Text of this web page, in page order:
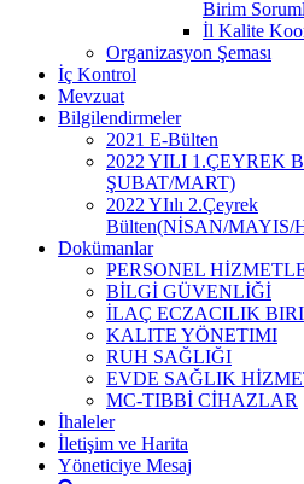
Birim
İl Kalite
Organizasyon Şeması
İç Kontrol
Mevzuat
Bilgilendirmeler
2021 E-Bülten
2022 YILI 1.ÇEYREK
ŞUBAT/MART)
2022 YIılı 2.Çeyrek
Bülten(NİSAN/MAYIS/
Dokümanlar
PERSONEL
BİLGİ GÜVENLİĞİ
İLAÇ ECZACILIK
KALITE YÖNETIMI
RUH SAĞLIĞI
EVDE SAĞLIK
MC-TIBBİ CİHAZLAR
İhaleler
İletişim ve Harita
Yöneticiye Mesaj